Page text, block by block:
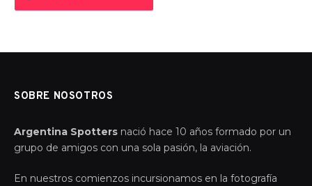
SOBRE NOSOTROS
Argentina Spotters nació hace 10 años formado por un
grupo de amigos con una sola pasión, la aviación.
En nuestros comienzos incursionamos en la fotografía